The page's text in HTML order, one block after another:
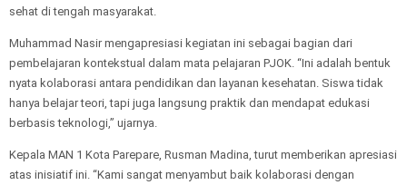
sehat di tengah masyarakat.
Muhammad Nasir mengapresiasi kegiatan ini sebagai bagian dari
pembelajaran kontekstual dalam mata pelajaran PJOK. “Ini adalah bentuk
nyata kolaborasi antara pendidikan dan layanan kesehatan. Siswa tidak
hanya belajar teori, tapi juga langsung praktik dan mendapat edukasi
berbasis teknologi,” ujarnya.
Kepala MAN 1 Kota Parepare, Rusman Madina, turut memberikan apresiasi
atas inisiatif ini. “Kami sangat menyambut baik kolaborasi dengan